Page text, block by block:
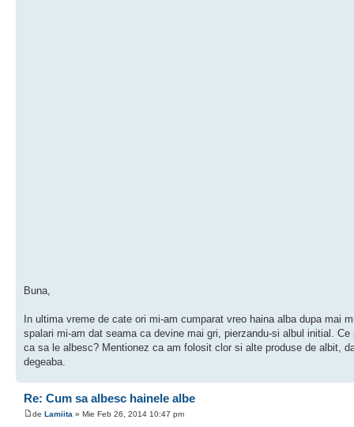
Buna,
In ultima vreme de cate ori mi-am cumparat vreo haina alba dupa mai
spalari mi-am dat seama ca devine mai gri, pierzandu-si albul initial. Ce
ca sa le albesc? Mentionez ca am folosit clor si alte produse de albit,
degeaba.
Re: Cum sa albesc hainele albe
de Lamiita » Mie Feb 26, 2014 10:47 pm